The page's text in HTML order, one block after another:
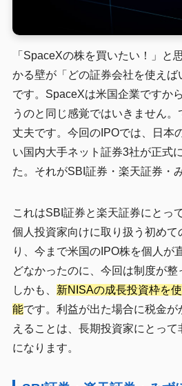
「SpaceXの株を買いたい！」と
かる壁が「どの証券会社を使えば
です。SpaceXは米国企業ですか
うのと同じ感覚ではいきません
丈夫です。今回のIPOでは、日本
い国内大手ネット証券3社が正式
た。それがSBI証券・楽天証券・
これはSBI証券と楽天証券にとっ
個人投資家向けに取り扱う初めて
り、今まで米国のIPO株を個人が
どなかったのに、今回は制度が整
しかも、 新NISAの成長投資枠を
能です。利益が出た場合に税金
えることは、長期投資家にとって
になります。